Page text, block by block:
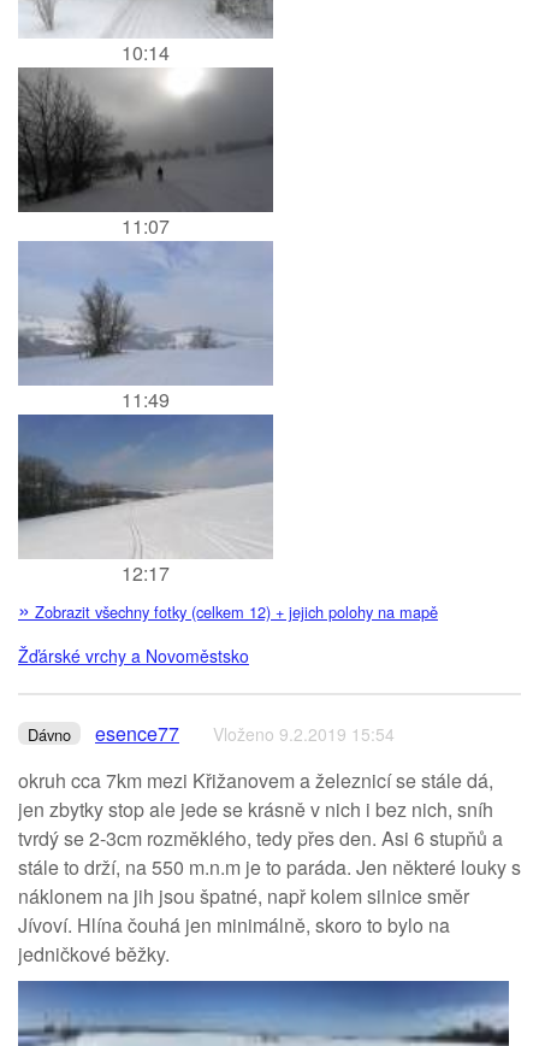
10:14
11:07
11:49
12:17
» Zobrazit všechny fotky (celkem 12) + jejich polohy na mapě
Žďárské vrchy a Novoměstsko
Dávno esence77 Vloženo 9.2.2019 15:54
okruh cca 7km mezi Křižanovem a železnicí se stále dá,
jen zbytky stop ale jede se krásně v nich i bez nich, sníh
tvrdý se 2-3cm rozměklého, tedy přes den. Asi 6 stupňů a
stále to drží, na 550 m.n.m je to paráda. Jen některé louky s
náklonem na jih jsou špatné, např kolem silnice směr
Jívoví. Hlína čouhá jen minimálně, skoro to bylo na
jedničkové běžky.